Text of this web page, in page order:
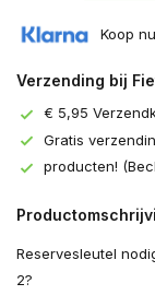
Koop
Verzending bij
€ 5,95
Gratis
producten!
Reservesleutel
2?